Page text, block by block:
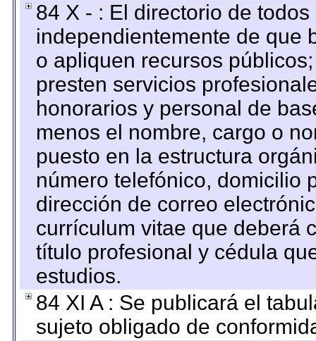
84 X - : El directorio de
independientemente de que
o apliquen recursos
presten servicios
honorarios y personal de
menos el nombre, cargo o
puesto en la estructura
número telefónico, domicilio
dirección de correo
currículum vitae que deberá
título profesional y cédula
estudios.
84 XI A : Se publicará el
sujeto obligado de